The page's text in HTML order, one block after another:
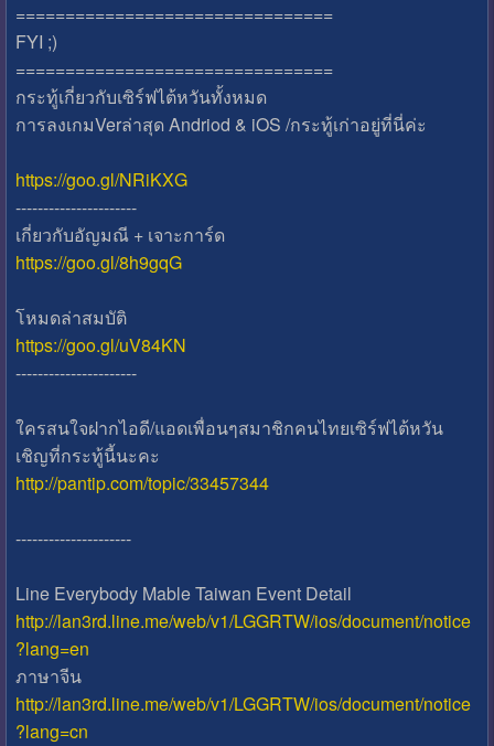
================================
FYI ;)
================================
กระทู้เกี่ยวกับเซิร์ฟไต้หวันทั้งหมด
การลงเกมVerล่าสุด Andriod & iOS /กระทู้เก่าอยู่ที่นี่ค่ะ
https://goo.gl/NRiKXG
----------------------
เกี่ยวกับอัญมณี + เจาะการ์ด
https://goo.gl/8h9gqG
โหมดล่าสมบัติ
https://goo.gl/uV84KN
----------------------
ใครสนใจฝากไอดี/แอดเพื่อนๆสมาชิกคนไทยเซิร์ฟไต้หวัน
เชิญที่กระทู้นี้นะคะ
http://pantip.com/topic/33457344
---------------------
Line Everybody Mable Taiwan Event Detail
http://lan3rd.line.me/web/v1/LGGRTW/ios/document/notice
?lang=en
ภาษาจีน
http://lan3rd.line.me/web/v1/LGGRTW/ios/document/notice
?lang=cn